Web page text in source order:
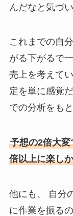
んだなと気づ
これまでの自
がる下がるで
売上を考えて
定を単に感覚
での分析をも
予想の2倍大
倍以上に楽し
他にも、 自分
に作業を振る